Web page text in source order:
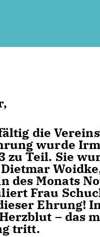
die
wurde
zu Teil. Sie
des Monats
Frau
Ehrung!
– das
tritt.